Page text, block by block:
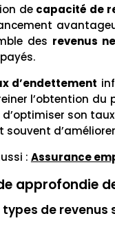
de capacité de
des revenus
d’endettement
l’obtention du
son
souvent
: Assurance
approfondie
types de